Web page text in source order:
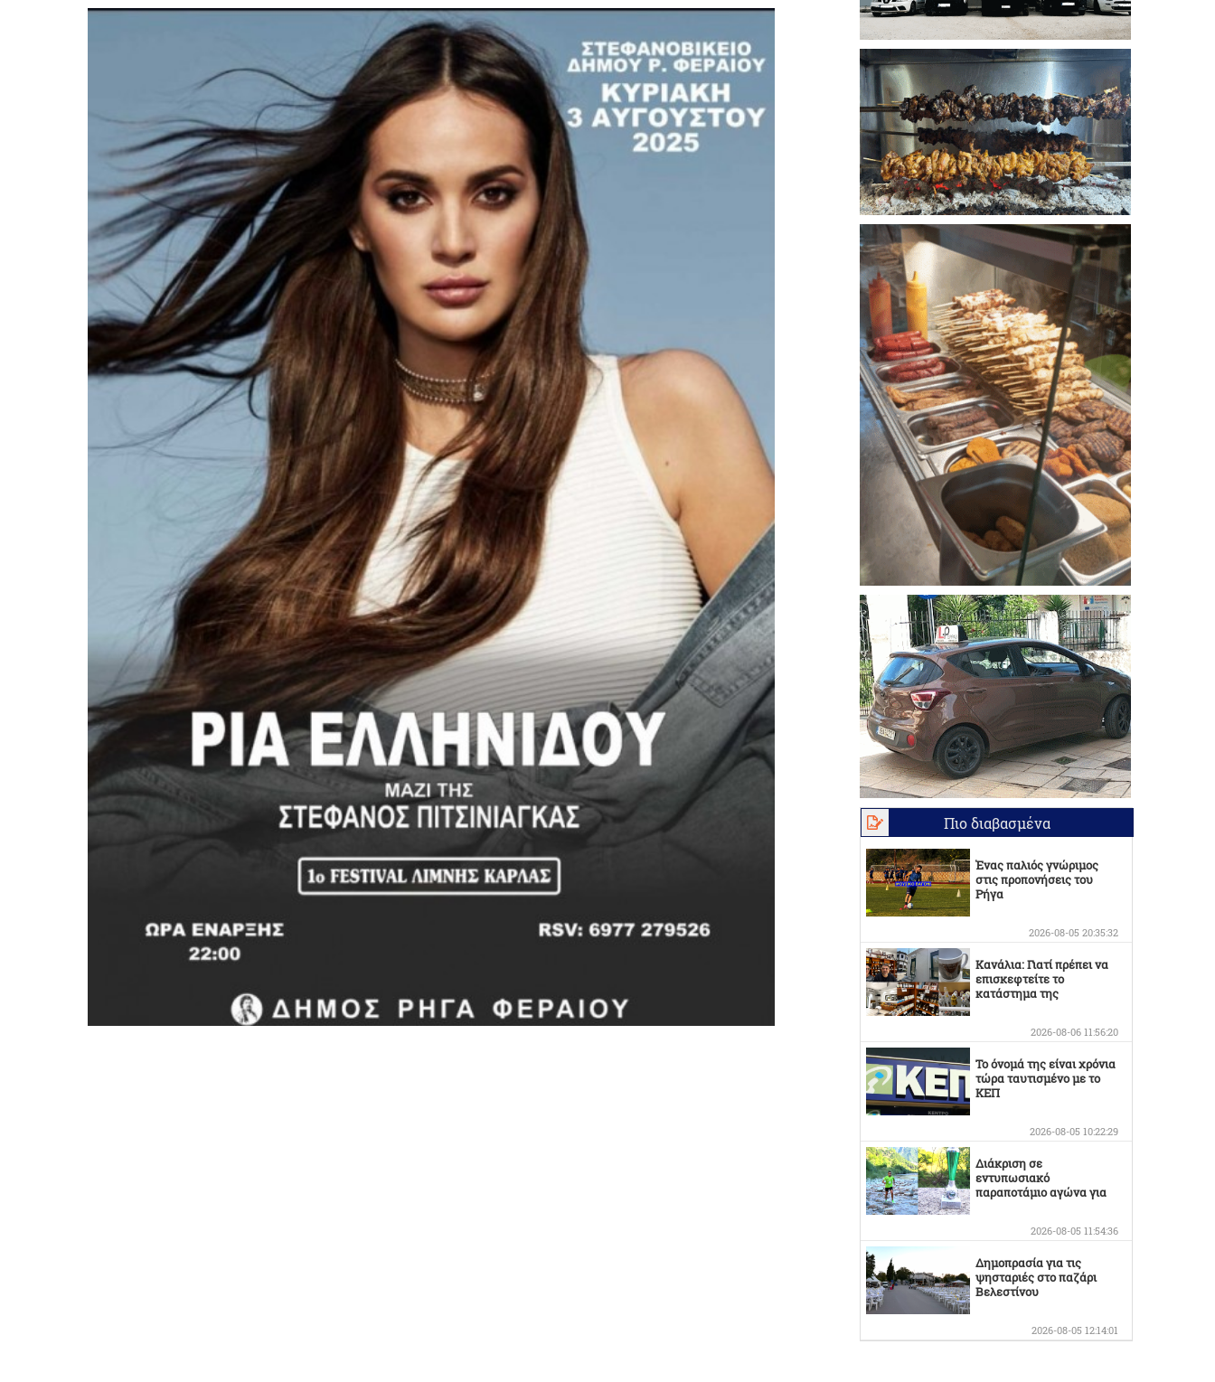
Πιο διαβασμένα
Ένας παλιός γνώριμος
στις προπονήσεις του
Ρήγα
2026-08-05 20:35:32
Κανάλια: Γιατί πρέπει να
επισκεφτείτε το
κατάστημα της
2026-08-06 11:56:20
Το όνομά της είναι χρόνια
τώρα ταυτισμένο με το
ΚΕΠ
2026-08-05 10:22:29
Διάκριση σε
εντυπωσιακό
παραποτάμιο αγώνα για
2026-08-05 11:54:36
Δημοπρασία για τις
ψησταριές στο παζάρι
Βελεστίνου
2026-08-05 12:14:01